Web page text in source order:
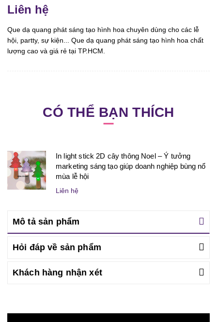
Liên hệ
Que dạ quang phát sáng tạo hình hoa chuyên dùng cho các lễ
hội, partty, sự kiện... Que dạ quang phát sáng tạo hình hoa chất
lượng cao và giá rẻ tại TP.HCM.
CÓ THỂ BẠN THÍCH
In light stick 2D cây thông Noel – Ý tưởng
marketing sáng tạo giúp doanh nghiệp bùng nổ
mùa lễ hội
Liên hệ
Mô tả sản phẩm
Hỏi đáp về sản phẩm
Khách hàng nhận xét